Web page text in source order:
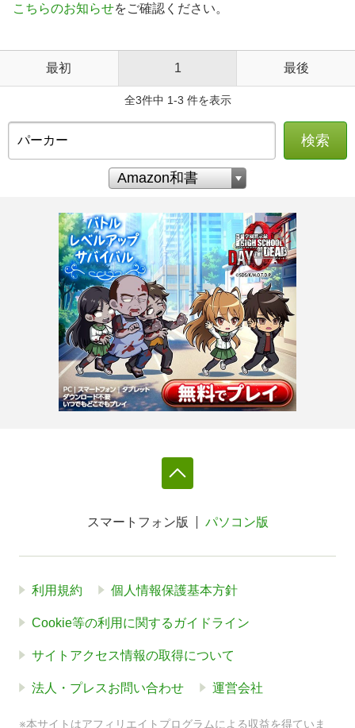
こちらのお知らせをご確認ください。
最初 1 最後
全3件中 1-3 件を表示
検索
スマートフォン版 パソコン版
利用規約 個人情報保護基本方針
Cookie等の利用に関するガイドライン
サイトアクセス情報の取得について
法人・プレスお問い合わせ 運営会社
※本サイトはアフィリエイトプログラムによる収益を得ていま